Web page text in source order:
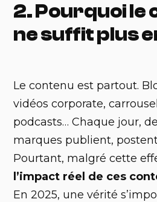
2. Pourquoi le
ne suffit plus
Le contenu est partout.
vidéos corporate,
podcasts… Chaque jour,
marques publient,
Pourtant, malgré cette
l’impact réel de ces
En 2025, une vérité